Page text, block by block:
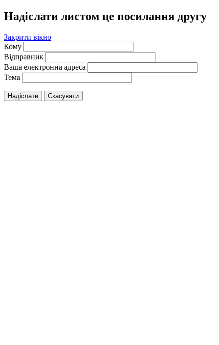
Надіслати листом це посилання другу
Закрити вікно
Кому
Відправник
Ваша електронна адреса
Тема
Надіслати Скасувати